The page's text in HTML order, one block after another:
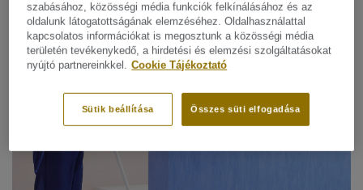
ETRUSCO XF²™ (2,5 MM)
szabásához, közösségi média funkciók felkínálásához és az
oldalunk látogatottságának elemzéséhez. Oldalhasználattal
kapcsolatos információkat is megosztunk a közösségi média
területén tevékenykedő, a hirdetési és elemzési szolgáltatásokat
nyújtó partnereinkkel. Cookie Tájékoztató
Összes süti elfogadása
Sütik beállítása